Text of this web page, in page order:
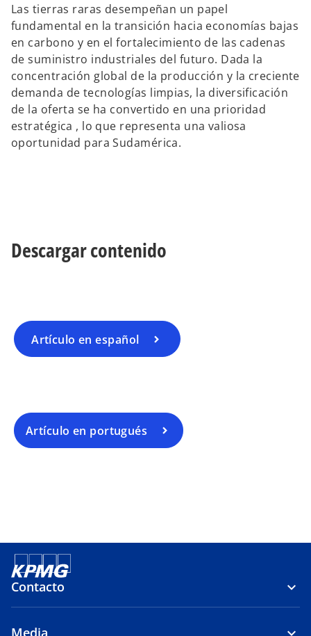
Las tierras raras desempeñan un papel
fundamental en la transición hacia economías bajas
en carbono y en el fortalecimiento de las cadenas
de suministro industriales del futuro. Dada la
concentración global de la producción y la creciente
demanda de tecnologías limpias, la diversificación
de la oferta se ha convertido en una prioridad
estratégica , lo que representa una valiosa
oportunidad para Sudamérica.
Descargar contenido
Artículo en español
Artículo en portugués
Contacto